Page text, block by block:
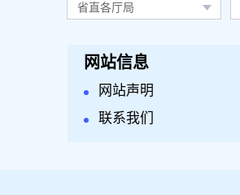
省直各厅局
网站信息
网站声明
联系我们